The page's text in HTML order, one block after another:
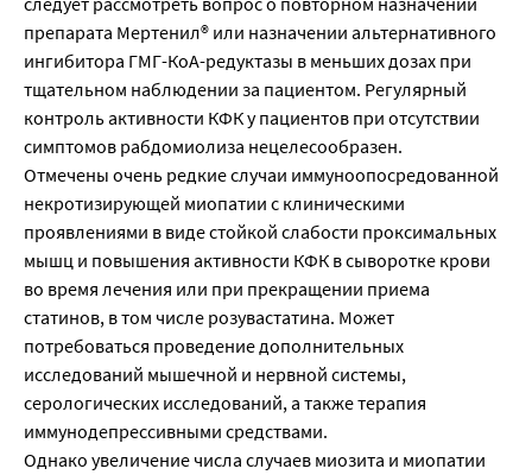
препарата Мертенил® или назначении альтернативного
ингибитора ГМГ-КоА-редуктазы в меньших дозах при
тщательном наблюдении за пациентом. Регулярный
контроль активности КФК у пациентов при отсутствии
симптомов рабдомиолиза нецелесообразен.
Отмечены очень редкие случаи иммуноопосредованной
некротизирующей миопатии с клиническими
проявлениями в виде стойкой слабости проксимальных
мышц и повышения активности КФК в сыворотке крови
во время лечения или при прекращении приема
статинов, в том числе розувастатина. Может
потребоваться проведение дополнительных
исследований мышечной и нервной системы,
серологических исследований, а также терапия
иммунодепрессивными средствами.
Однако увеличение числа случаев миозита и миопатии